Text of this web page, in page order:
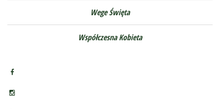
Wege Święta
Współczesna Kobieta